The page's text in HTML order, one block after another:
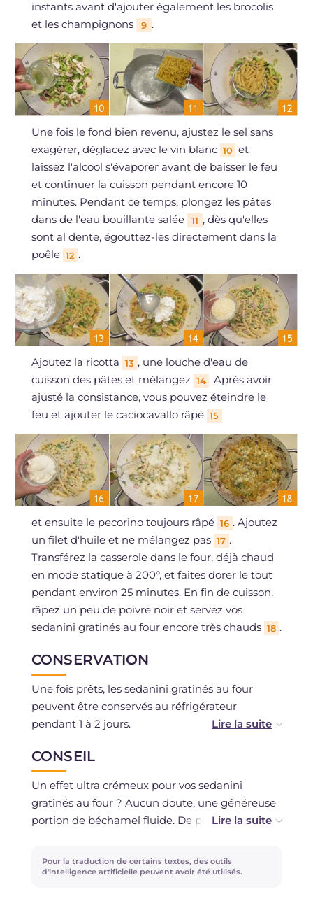
instants avant d'ajouter également les brocolis
et les champignons
9 .
Une fois le fond bien revenu, ajustez le sel sans
exagérer, déglacez avec le vin blanc 10 et
laissez l'alcool s'évaporer avant de baisser le feu
et continuer la cuisson pendant encore 10
minutes. Pendant ce temps, plongez les pâtes
dans de l'eau bouillante salée
11 , dès qu'elles
sont al dente, égouttez-les directement dans la
poêle 12 .
Ajoutez la ricotta 13 , une louche d'eau de
cuisson des pâtes et mélangez 14 . Après avoir
ajusté la consistance, vous pouvez éteindre le
feu et ajouter le caciocavallo râpé 15
et ensuite le pecorino toujours râpé 16 . Ajoutez
un filet d'huile et ne mélangez pas 17 .
Transférez la casserole dans le four, déjà chaud
en mode statique à 200°, et faites dorer le tout
pendant environ 25 minutes. En fin de cuisson,
râpez un peu de poivre noir et servez vos
sedanini gratinés au four encore très chauds 18 .
CONSERVATION
Une fois prêts, les sedanini gratinés au four
peuvent être conservés au réfrigérateur
pendant 1 à 2 jours.
Il est possible de congeler les sedanini, les
laisser décongeler et les réchauffer avant de les
servir !
CONSEIL
Un effet ultra crémeux pour vos sedanini
gratinés au four ? Aucun doute, une généreuse
portion de béchamel fluide. De plus, à la place
vous pouvez utiliser ceux que vous préférez !
Pour la traduction de certains textes, des outils
d'intelligence artificielle peuvent avoir été utilisés.